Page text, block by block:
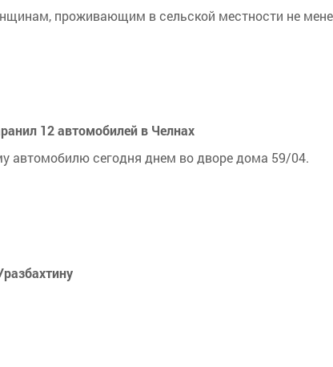
проживающим в сельской местности не
12 автомобилей в Челнах
автомобилю сегодня днем во дворе дома 59/04.